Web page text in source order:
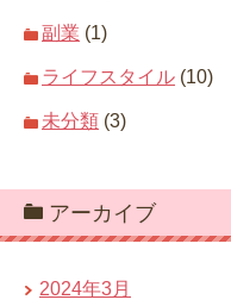
副業 (1)
ライフスタイル (10)
未分類 (3)
アーカイブ
2024年3月